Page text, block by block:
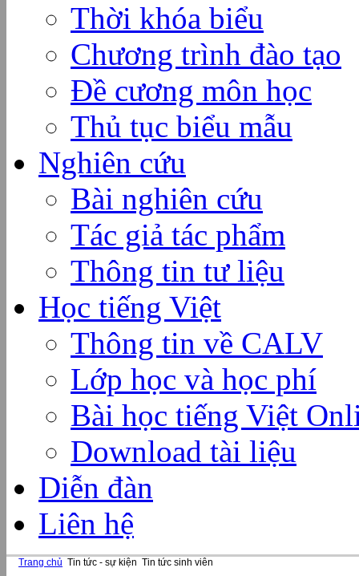
Thời khóa biểu
Chương trình đào tạo
Đề cương môn học
Thủ tục biểu mẫu
Nghiên cứu
Bài nghiên cứu
Tác giả tác phẩm
Thông tin tư liệu
Học tiếng Việt
Thông tin về CALV
Lớp học và học phí
Bài học tiếng Việt
Download tài liệu
Diễn đàn
Liên hệ
Trang chủ Tin tức - sự kiện Tin tức sinh viên